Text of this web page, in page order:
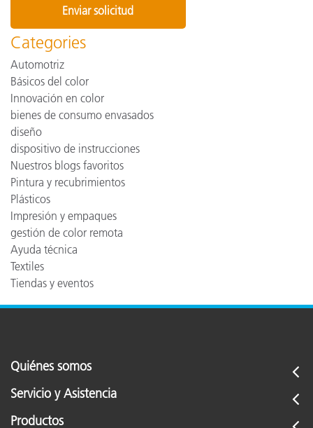
Categories
Automotriz
Básicos del color
Innovación en color
bienes de consumo envasados
diseño
dispositivo de instrucciones
Nuestros blogs favoritos
Pintura y recubrimientos
Plásticos
Impresión y empaques
gestión de color remota
Ayuda técnica
Textiles
Tiendas y eventos
Quiénes somos
Servicio y Asistencia
Productos